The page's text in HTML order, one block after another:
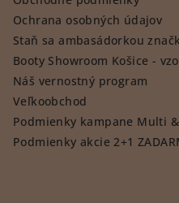
Ochrana osobných údajov
Staň sa ambasádorkou
Booty Showroom Košice -
Náš vernostný program
Veľkoobchod
Podmienky kampane Multi
Podmienky akcie 2+1